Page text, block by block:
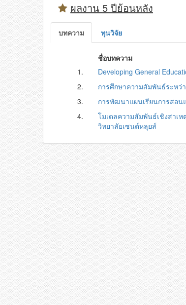
ผลงาน 5 ปีย้อนหลัง
บทความ ทุนวิจัย
ชื่อบทความ
1.
Developing General
2.
การศึกษาความสัมพันธ์ระหว่
3.
การพัฒนาแผนเรียนการสอน
4.
โมเดลความสัมพันธ์เชิงสาเ
วิทยาลัยเซนต์หลุยส์